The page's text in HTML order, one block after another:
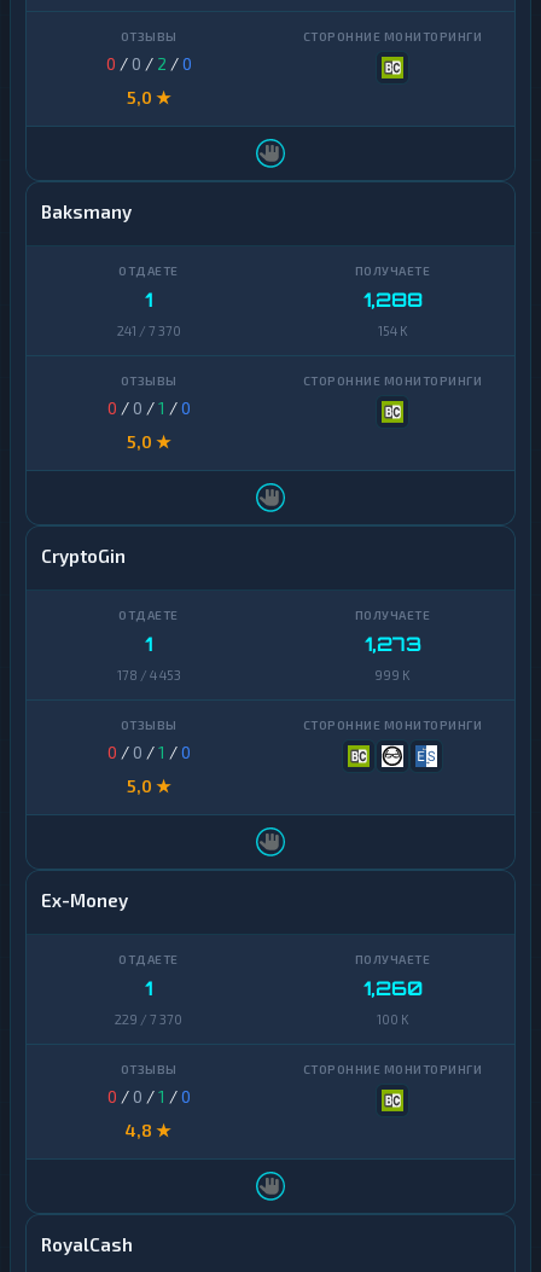
0 / 0 / 2 /0
5,0 ★
Baksmany
1
241 / 7 370
1,288
154 K
0 / 0 /1 /0
5,0 ★
CryptoGin
1
178 / 4 453
1,273
999 K
0 / 0 /1 /0
5,0 ★
Ex-Money
1
229 / 7 370
1,260
100 K
0 / 0 /1 /0
4,8 ★
RoyalCash